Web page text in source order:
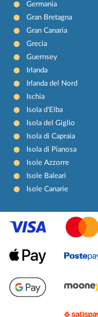
Germania
Gran Bretagna
Gran Canaria
Grecia
Guernsey
Irlanda
Irlanda del Nord
Ischia
Isola d'Elba
Isola del Giglio
Isola di Capraia
Isola di Pianosa
Isole Azzorre
Isole Baleari
Isole Canarie